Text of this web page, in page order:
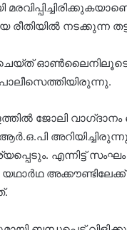
നടക്കുന്ന
ഓണ്‍ലൈനിലൂടെ
ജോലി
എന്നിട്ട് സംഘം
യഥാർഥ